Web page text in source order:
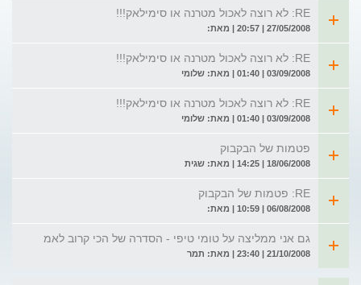
RE: לא רוצה לאכול מטרנה או סימילאק!!!
27/05/2008 | 20:57 | מאת:
RE: לא רוצה לאכול מטרנה או סימילאק!!!
03/09/2008 | 01:40 | מאת: שלומי
RE: לא רוצה לאכול מטרנה או סימילאק!!!
03/09/2008 | 01:40 | מאת: שלומי
פטמות של הבקבוק
18/06/2008 | 14:25 | מאת: שגית
RE: פטמות של הבקבוק
06/08/2008 | 10:59 | מאת:
גם אני ממליצה על טומי טיפי - הסדרה של הכי קרוב לאמ
21/10/2008 | 23:40 | מאת: תמר